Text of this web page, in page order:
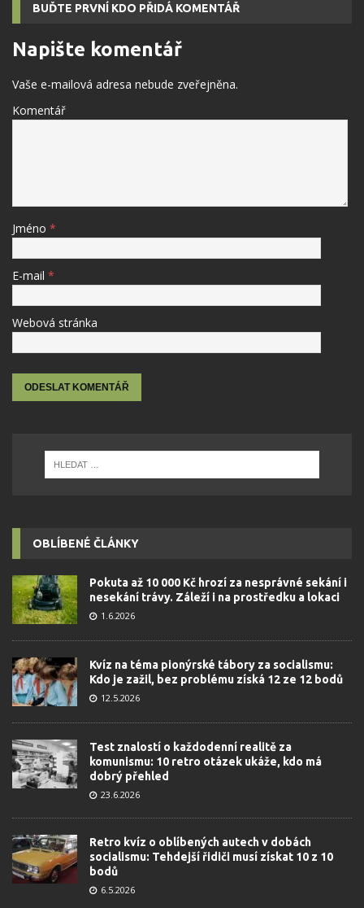
BUĎTE PRVNÍ KDO PŘIDÁ KOMENTÁŘ
Napište komentář
Vaše e-mailová adresa nebude zveřejněna.
Komentář
Jméno *
E-mail *
Webová stránka
OBLÍBENÉ ČLÁNKY
Pokuta až 10 000 Kč hrozí za nesprávné sekání i
nesekání trávy. Záleží i na prostředku a lokaci
1.6.2026
Kvíz na téma pionýrské tábory za socialismu:
Kdo je zažil, bez problému získá 12 ze 12 bodů
12.5.2026
Test znalostí o každodenní realitě za
komunismu: 10 retro otázek ukáže, kdo má
dobrý přehled
23.6.2026
Retro kvíz o oblíbených autech v dobách
socialismu: Tehdejší řidiči musí získat 10 z 10
bodů
6.5.2026